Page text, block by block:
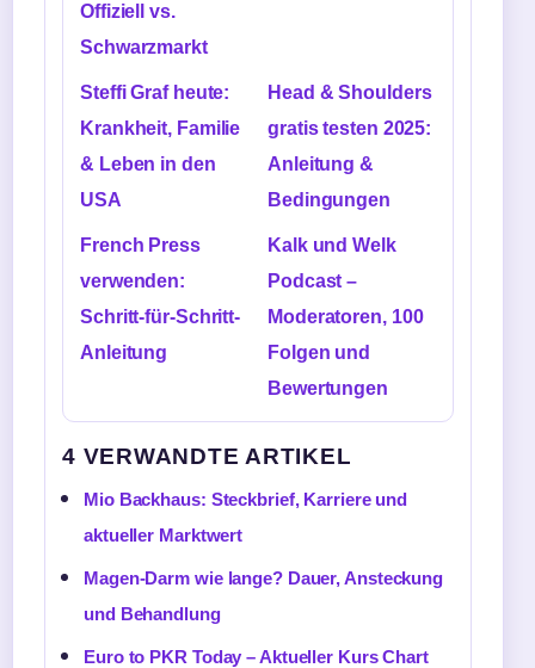
Offiziell vs.
Schwarzmarkt
Steffi Graf heute:
Krankheit, Familie
& Leben in den
USA
Head & Shoulders
gratis testen 2025:
Anleitung &
Bedingungen
French Press
verwenden:
Schritt-für-Schritt-
Anleitung
Kalk und Welk
Podcast –
Moderatoren, 100
Folgen und
Bewertungen
4 VERWANDTE ARTIKEL
Mio Backhaus: Steckbrief, Karriere und
aktueller Marktwert
Magen-Darm wie lange? Dauer, Ansteckung
und Behandlung
Euro to PKR Today – Aktueller Kurs Chart